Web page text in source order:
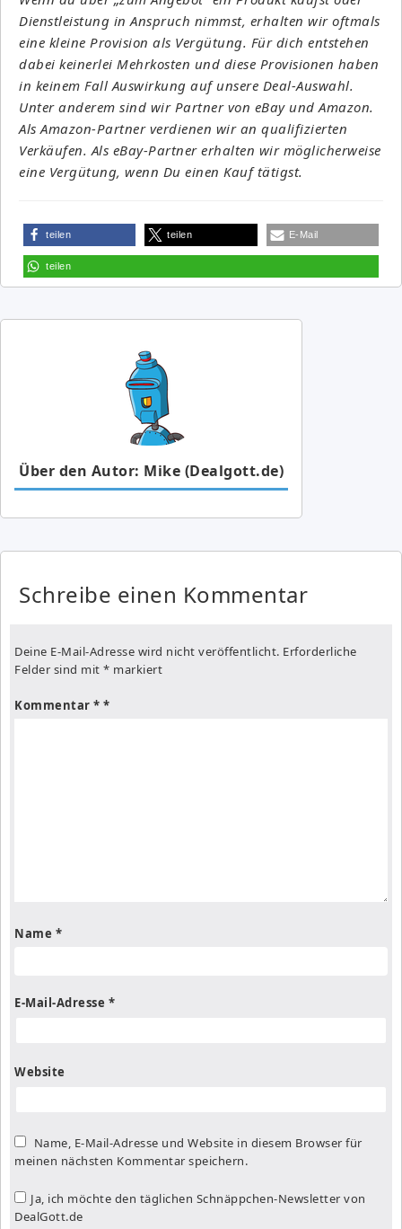
Dienstleistung in Anspruch nimmst, erhalten wir oftmals
eine kleine Provision als Vergütung. Für dich entstehen
dabei keinerlei Mehrkosten und diese Provisionen haben
in keinem Fall Auswirkung auf unsere Deal-Auswahl.
Unter anderem sind wir Partner von eBay und Amazon.
Als Amazon-Partner verdienen wir an qualifizierten
Verkäufen. Als eBay-Partner erhalten wir möglicherweise
eine Vergütung, wenn Du einen Kauf tätigst.
teilen teilen E-Mail
teilen
Über den Autor: Mike (Dealgott.de)
Schreibe einen Kommentar
Deine E-Mail-Adresse wird nicht veröffentlicht. Erforderliche
Felder sind mit * markiert
Kommentar *
Name *
E-Mail-Adresse *
Website
Name, E-Mail-Adresse und Website in diesem Browser für
meinen nächsten Kommentar speichern.
Ja, ich möchte den täglichen Schnäppchen-Newsletter von
DealGott.de